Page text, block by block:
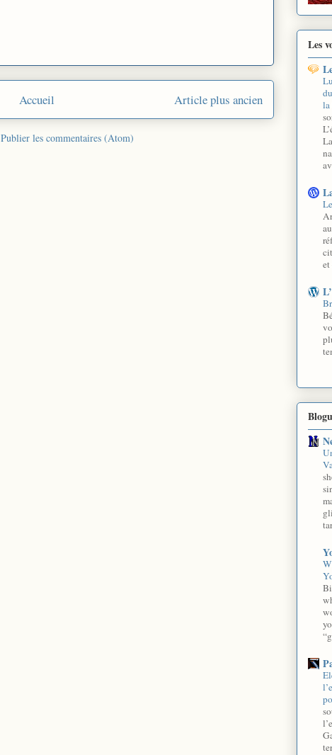
Article plus ancien
Accueil
Publier les commentaires (Atom)
Les
la
et